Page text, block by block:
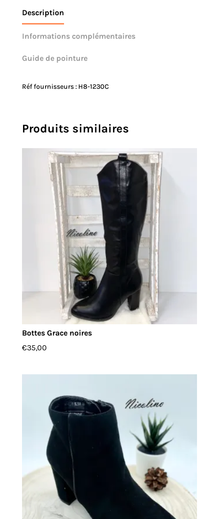
Description
Informations complémentaires
Guide de pointure
Réf fournisseurs : H8-1230C
Produits similaires
Bottes Grace noires
€35,00